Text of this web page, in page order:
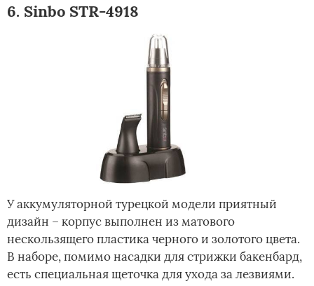
6. Sinbo STR-4918
У аккумуляторной турецкой модели приятный
дизайн – корпус выполнен из матового
нескользящего пластика черного и золотого цвета.
В наборе, помимо насадки для стрижки бакенбард,
есть специальная щеточка для ухода за лезвиями.